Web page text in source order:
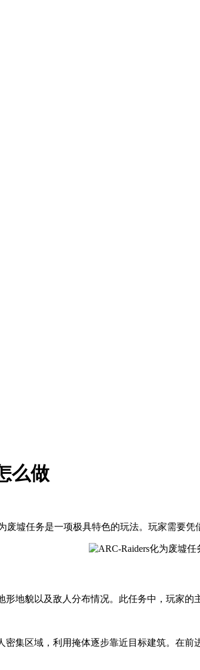
么做
废墟任务是一项极具特色的玩法。玩家需要
地貌以及敌人分布情况。此任务中，玩家的
集区域，利用掩体逐步靠近目标建筑。在